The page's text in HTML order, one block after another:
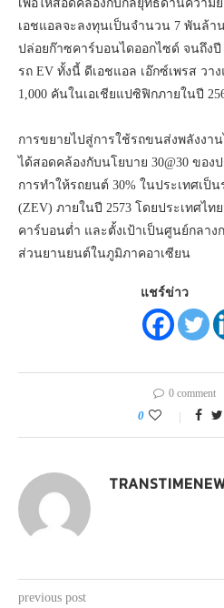
เพื่อให้สอดคล้องกับกลยุทธ์ด้านควา
เอชแอลจะลงทุนเป็นจำนวน 7 พันล้า
ปล่อยก๊าซคาร์บอนไดออกไซด์ จนถึงปี
รถ EV ทั้งนี้ ดีเอชแอล เอ๊กซ์เพรส วา
1,000 คันในเอเชียแปซิฟิกภายในปี
การขยายไปสู่การใช้รถขนส่งพลังงา
ได้สอดคล้องกับนโยบาย 30@30 ของ
การทำให้รถยนต์ 30% ในประเทศเ
(ZEV) ภายในปี 2573 โดยประเทศไ
คาร์บอนต่ำ และตั้งเป้าเป็นศูนย์กลา
ส่วนยานยนต์ในภูมิภาคอาเซียน
แชร์ข่าว
0 comment
0
previous post